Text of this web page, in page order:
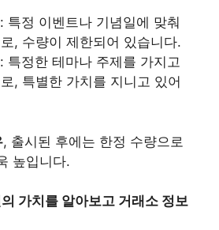
: 특정 이벤트나 기념일에 맞춰
, 수량이 제한되어 있습니다.
: 특정한 테마나 주제를 가지고
, 특별한 가치를 지니고 있어
, 출시된 후에는 한정 수량으로
높입니다.
가치를 알아보고 거래소 정보